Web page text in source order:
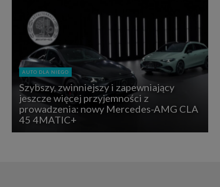
AUTO DLA NIEGO
Szybszy, zwinniejszy i zapewniający
jeszcze więcej przyjemności z
prowadzenia: nowy Mercedes-AMG CLA
45 4MATIC+